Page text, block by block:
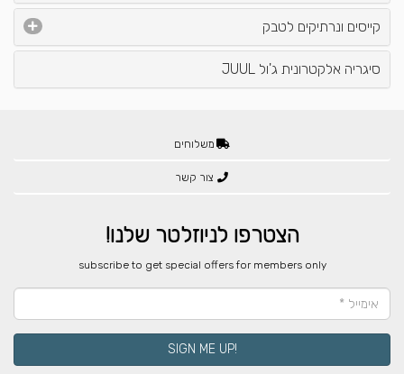
קייסים ונרתיקים לטבק
סיגריה אלקטרונית ג'ול JUUL
משלוחים
צור קשר
הצטרפו לניוזלטר שלנו!
​subscribe to get special offers for members only
!SIGN ME UP